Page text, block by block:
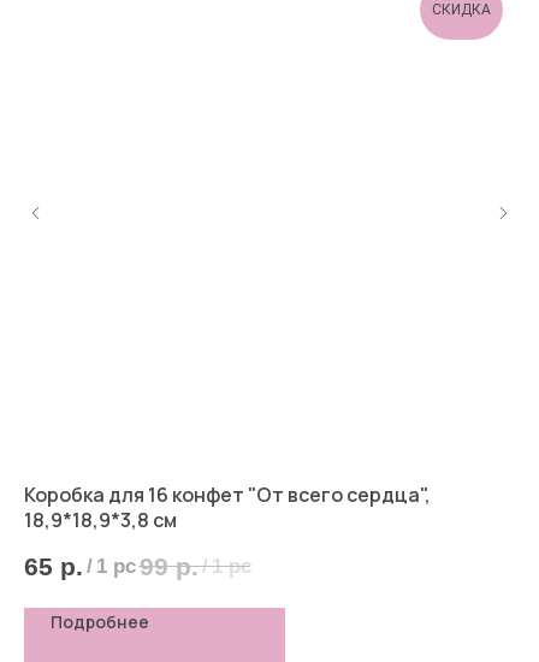
СКИДКА
Коробка для 16 конфет "От всего сердца",
18,9*18,9*3,8 см
65 р. / 1 pc99 р./1 pc
Подробнее